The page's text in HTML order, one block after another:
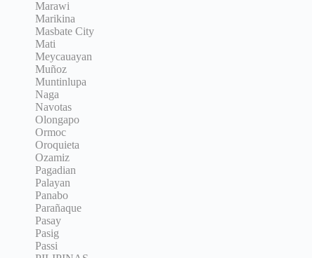
Marawi
Marikina
Masbate City
Mati
Meycauayan
Muñoz
Muntinlupa
Naga
Navotas
Olongapo
Ormoc
Oroquieta
Ozamiz
Pagadian
Palayan
Panabo
Parañaque
Pasay
Pasig
Passi